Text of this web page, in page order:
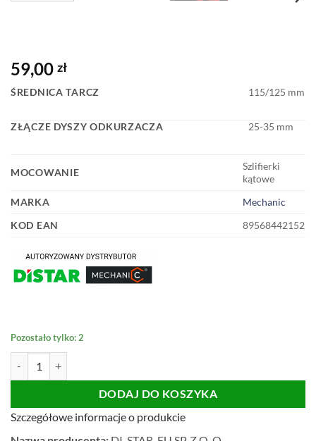
59,00 zł
ŚREDNICA TARCZ 115/125 mm
ZŁĄCZE DYSZY ODKURZACZA 25-35 mm
MOCOWANIE
Szlifierki
kątowe
MARKA
Mechanic
KOD EAN
89568442152
Pozostało tylko: 2
DODAJ DO KOSZYKA
Szczegółowe informacje o produkcie